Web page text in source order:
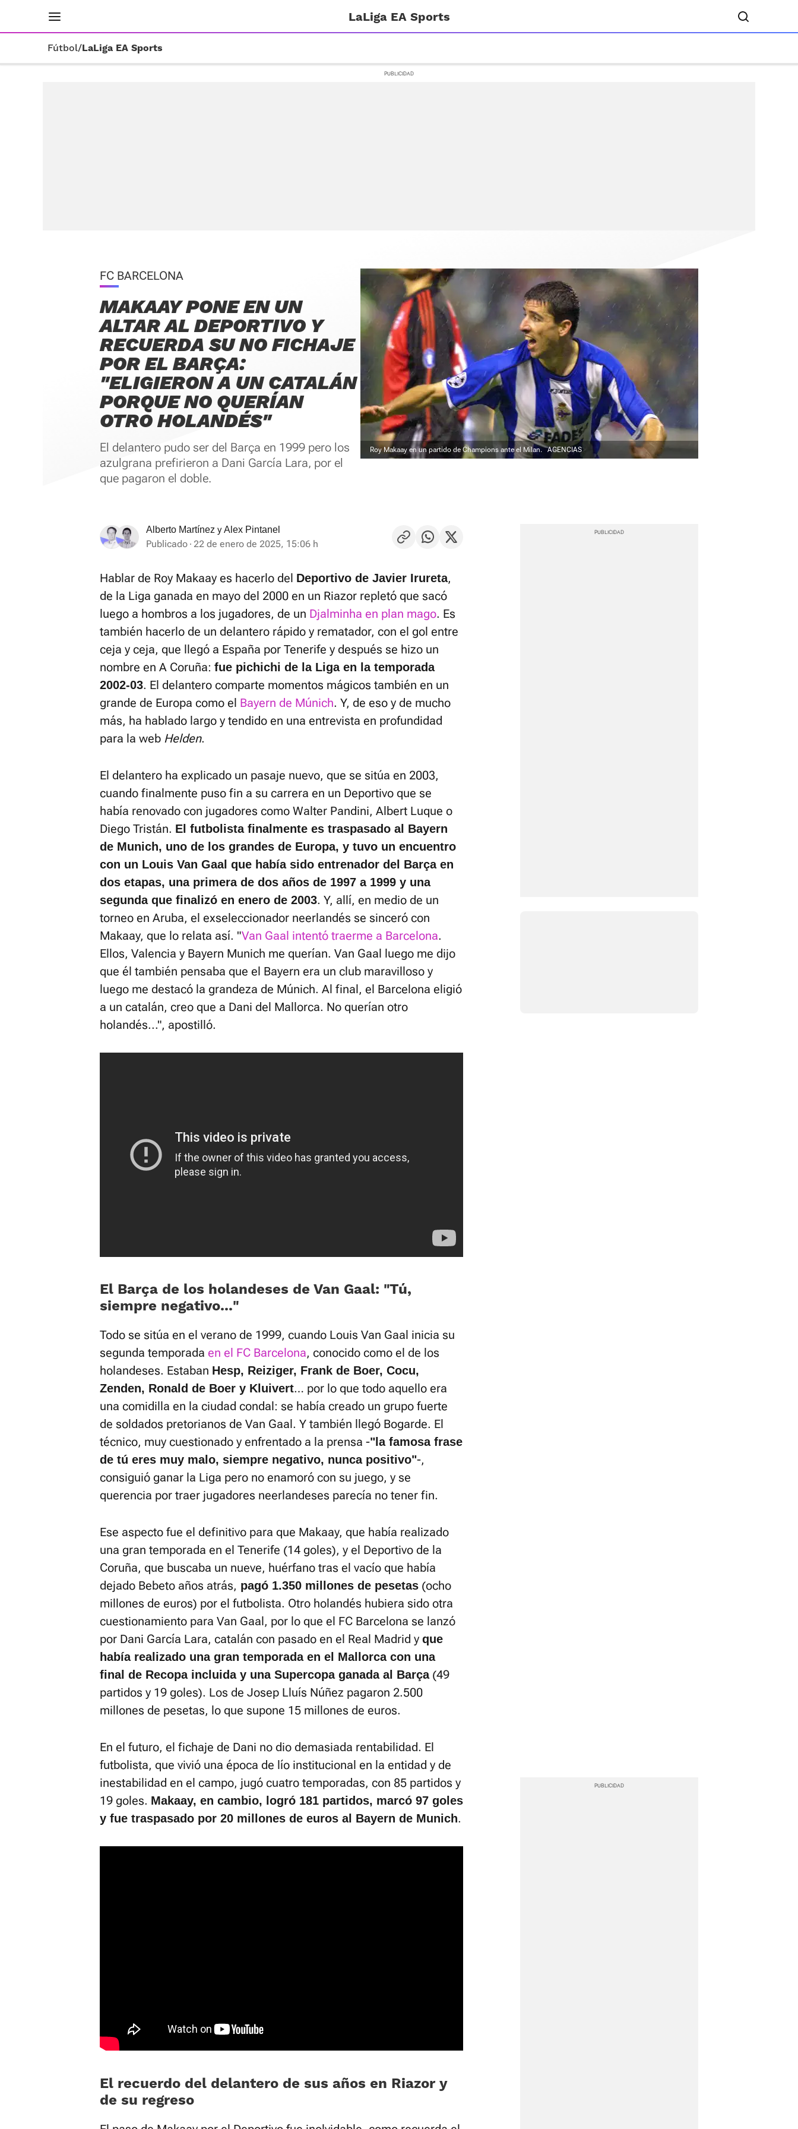
LaLiga EA Sports
Fútbol/LaLiga EA Sports
FC BARCELONA
MAKAAY PONE EN UN
ALTAR AL DEPORTIVO Y
RECUERDA SU NO FICHAJE
POR EL BARÇA:
"ELIGIERON A UN CATALÁN
PORQUE NO QUERÍAN
OTRO HOLANDÉS"
El delantero pudo ser del Barça en 1999 pero los
azulgrana prefirieron a Dani García Lara, por el
que pagaron el doble.
Roy Makaay en un partido de Champions ante el Milan. AGENCIAS
Alberto Martínez yAlex Pintanel
Publicado 22 de enero de 2025, 15:06 h
Hablar de Roy Makaay es hacerlo del Deportivo de Javier Irureta,
de la Liga ganada en mayo del 2000 en un Riazor repletó que sacó
luego a hombros a los jugadores, de un Djalminha en plan mago. Es
también hacerlo de un delantero rápido y rematador, con el gol entre
ceja y ceja, que llegó a España por Tenerife y después se hizo un
nombre en A Coruña: fue pichichi de la Liga en la temporada
2002-03. El delantero comparte momentos mágicos también en un
grande de Europa como el Bayern de Múnich. Y, de eso y de mucho
más, ha hablado largo y tendido en una entrevista en profundidad
para la web Helden.
El delantero ha explicado un pasaje nuevo, que se sitúa en 2003,
cuando finalmente puso fin a su carrera en un Deportivo que se
había renovado con jugadores como Walter Pandini, Albert Luque o
Diego Tristán. El futbolista finalmente es traspasado al Bayern
de Munich, uno de los grandes de Europa, y tuvo un encuentro
con un Louis Van Gaal que había sido entrenador del Barça en
dos etapas, una primera de dos años de 1997 a 1999 y una
segunda que finalizó en enero de 2003. Y, allí, en medio de un
torneo en Aruba, el exseleccionador neerlandés se sinceró con
Makaay, que lo relata así. "Van Gaal intentó traerme a Barcelona.
Ellos, Valencia y Bayern Munich me querían. Van Gaal luego me dijo
que él también pensaba que el Bayern era un club maravilloso y
luego me destacó la grandeza de Múnich. Al final, el Barcelona eligió
a un catalán, creo que a Dani del Mallorca. No querían otro
holandés...", apostilló.
El Barça de los holandeses de Van Gaal: «Tú,
siempre negativo...»
Todo se sitúa en el verano de 1999, cuando Louis Van Gaal inicia su
segunda temporada en el FC Barcelona, conocido como el de los
holandeses. Estaban Hesp, Reiziger, Frank de Boer, Cocu,
Zenden, Ronald de Boer y Kluivert… por lo que todo aquello era
una comidilla en la ciudad condal: se había creado un grupo fuerte
de soldados pretorianos de Van Gaal. Y también llegó Bogarde. El
técnico, muy cuestionado y enfrentado a la prensa -"la famosa frase
de tú eres muy malo, siempre negativo, nunca positivo"-,
consiguió ganar la Liga pero no enamoró con su juego, y se
querencia por traer jugadores neerlandeses parecía no tener fin.
Ese aspecto fue el definitivo para que Makaay, que había realizado
una gran temporada en el Tenerife (14 goles), y el Deportivo de la
Coruña, que buscaba un nueve, huérfano tras el vacío que había
dejado Bebeto años atrás, pagó 1.350 millones de pesetas (ocho
millones de euros) por el futbolista. Otro holandés hubiera sido otra
cuestionamiento para Van Gaal, por lo que el FC Barcelona se lanzó
por Dani García Lara, catalán con pasado en el Real Madrid y que
había realizado una gran temporada en el Mallorca con una
final de Recopa incluida y una Supercopa ganada al Barça(49
partidos y 19 goles). Los de Josep Lluís Núñez pagaron 2.500
millones de pesetas, lo que supone 15 millones de euros.
En el futuro, el fichaje de Dani no dio demasiada rentabilidad. El
futbolista, que vivió una época de lío institucional en la entidad y de
inestabilidad en el campo, jugó cuatro temporadas, con 85 partidos y
19 goles. Makaay, en cambio, logró 181 partidos, marcó 97 goles
y fue traspasado por 20 millones de euros al Bayern de Munich.
El recuerdo del delantero de sus años en Riazor y
de su regreso